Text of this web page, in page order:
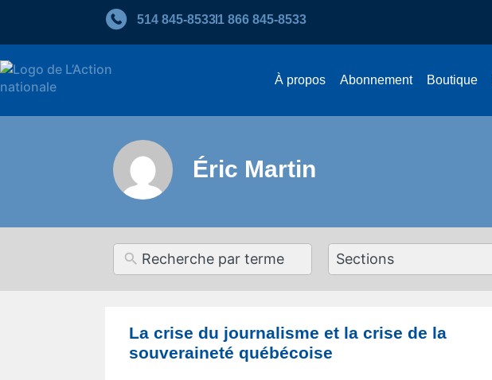
514 845‑85331 866 845‑8533
À propos Abonnement Boutique
Éric Martin
12
results
La crise du journalisme et la crise de la
souveraineté québécoise